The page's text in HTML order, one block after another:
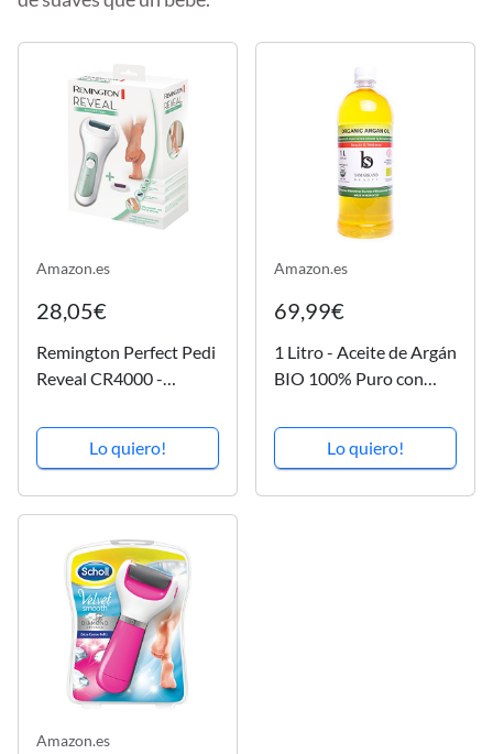
Amazon.es
28,05€
Remington Perfect Pedi
Reveal CR4000 -
delicado con los pies, no
araña, lima de grano
Lo quiero!
Amazon.es
69,99€
1 Litro - Aceite de Argán
BIO 100% Puro con
Ecocert primera Presión
en Frío para Pelo & Piel
Lo quiero!
Amazon.es